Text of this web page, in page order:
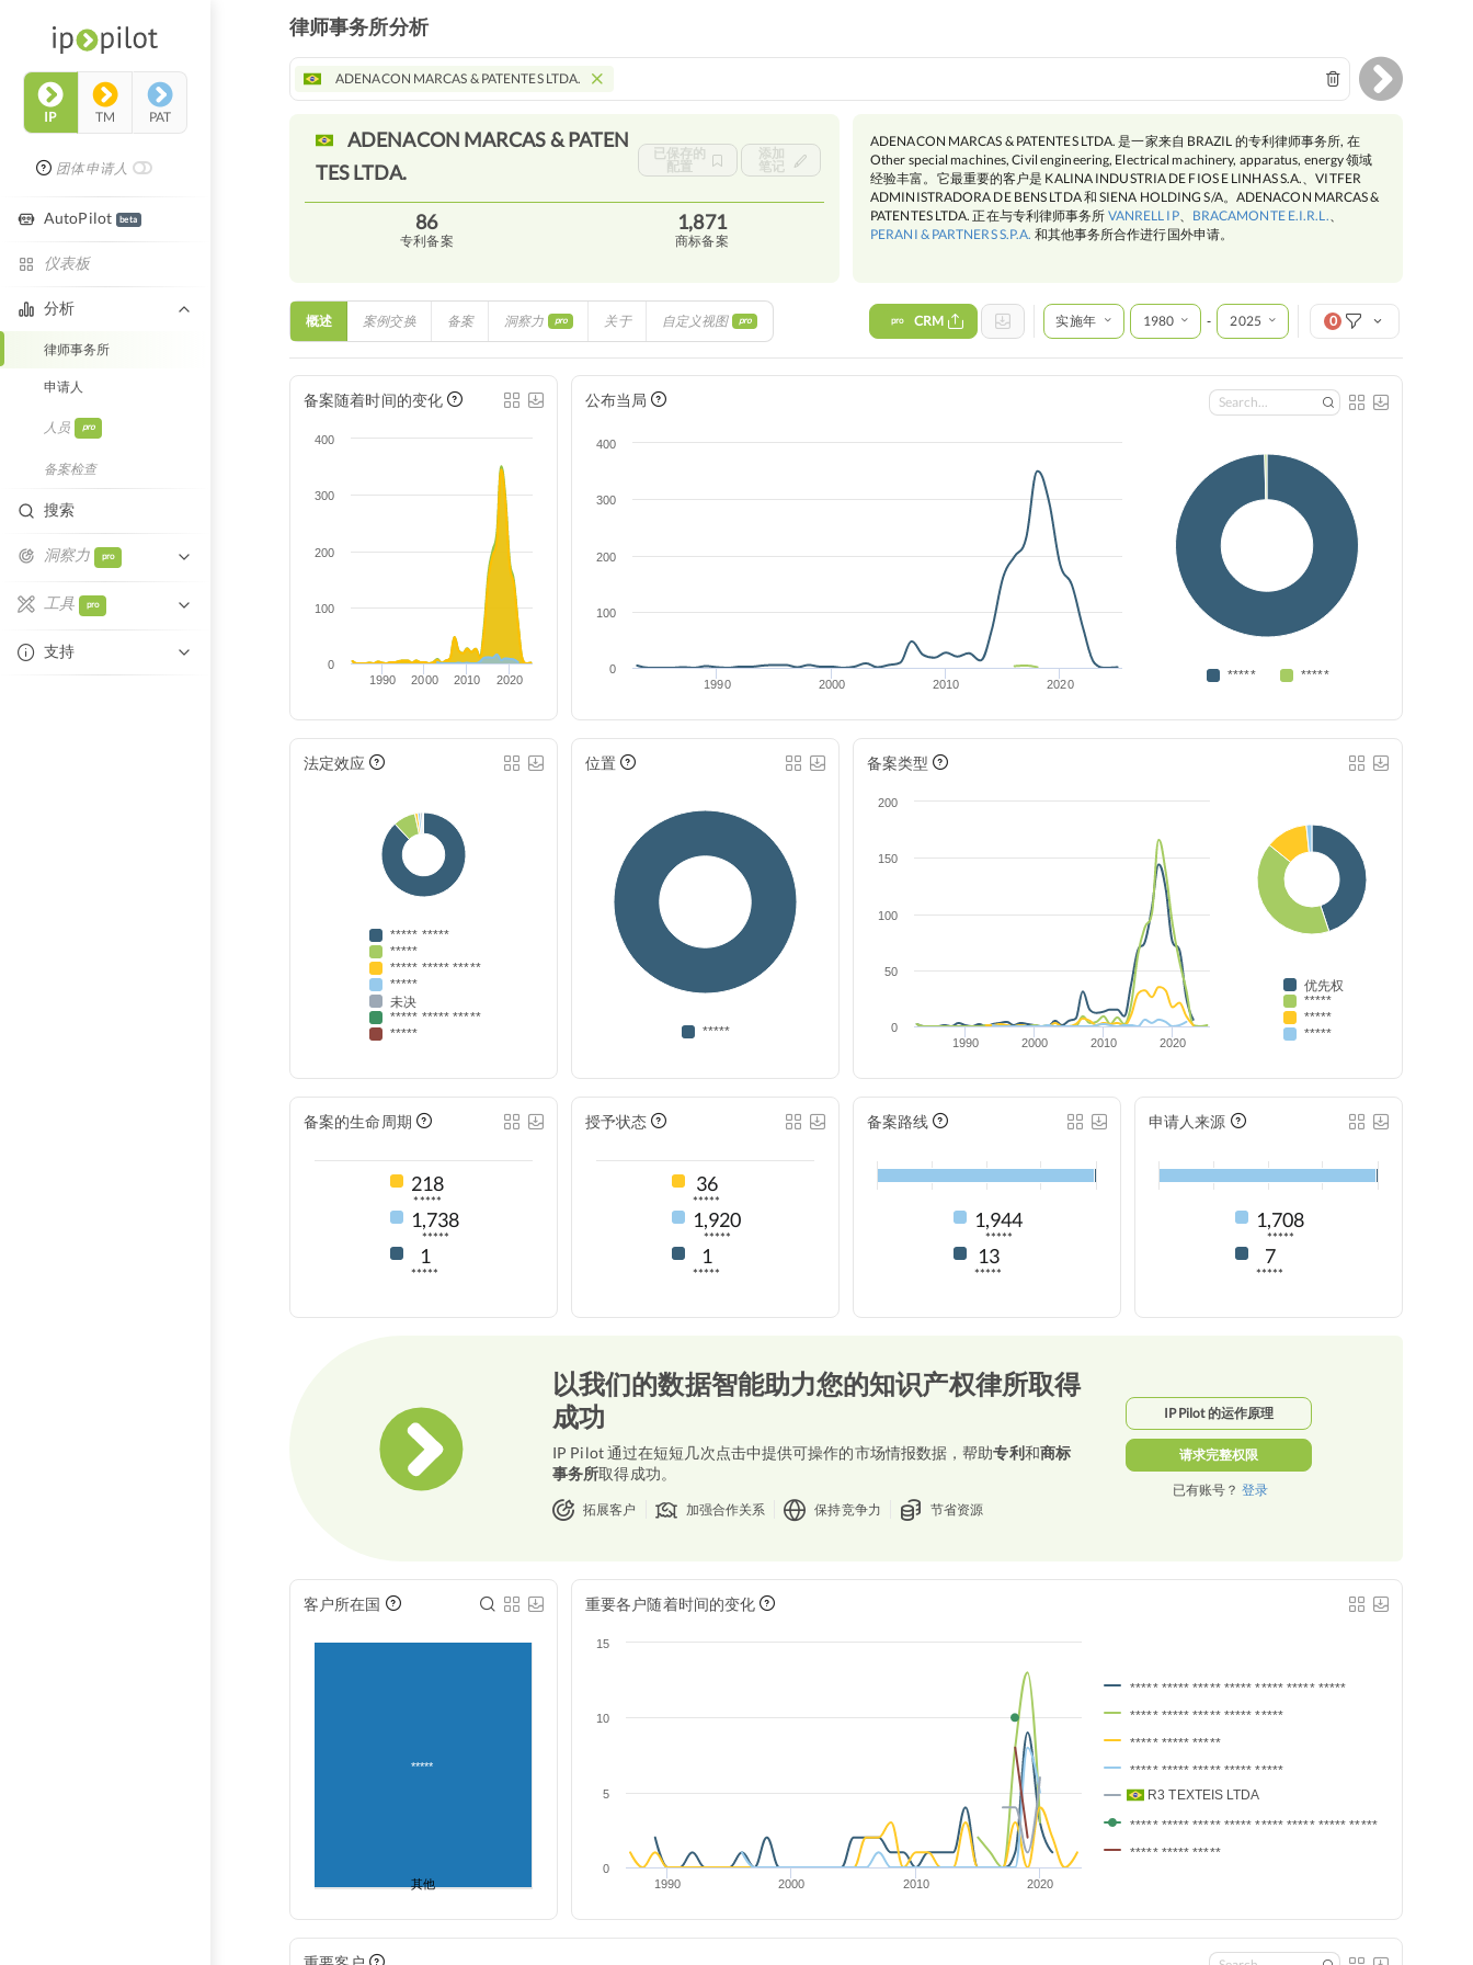
IP TM PAT
团体申请人
AutoPilot beta
仪表板
分析
律师事务所
申请人
人员 pro
备案检查
搜索
洞察力 pro
相似性
关系网重叠
工具 pro
Excel自动填充
支持
律师事务所分析
ADENACON MARCAS & PATENTES LTDA.
ADENACON MARCAS & PATEN
TESLTDA.
已保存的
配置
添加
笔记
86
专利备案
1,871
商标备案
ADENACON MARCAS & PATENTES LTDA. 是一家来自 BRAZIL 的专利律师事务所, 在
Other special machines, Civil engineering, Electrical machinery, apparatus, energy 领域
经验丰富。它最重要的客户是 KALINA INDUSTRIA DE FIOS E LINHAS S.A.、VITFER
ADMINISTRADORA DE BENS LTDA 和 SIENA HOLDING S/A。ADENACON MARCAS &
PATENTES LTDA. 正在与专利律师事务所 VANRELL IP、 BRACAMONTE E.I.R.L.、
PERANI & PARTNERS S.P.A. 和其他事务所合作进行国外申请。
概述 案例交换 备案 洞察力 pro 关于 自定义视图 pro pro CRM 实施年 1980 - 2025 0
备案随着时间的变化
1990 2000 2010 2020
0
100
200
300
400
公布当局
1990 2000 2010 2020
0
100
200
300
400
***** *****
法定效应
***** *****
*****
***** ***** *****
*****
未决
***** ***** *****
*****
位置
*****
备案类型
1990 2000 2010 2020
0
50
100
150
200
优先权
*****
*****
*****
备案的生命周期
218
*****
1,738
*****
1
*****
授予状态
36
*****
1,920
*****
1
*****
备案路线
1,944
*****
13
*****
申请人来源
1,708
*****
7
*****
以我们的数据智能助力您的知识产权律所取得
成功
IP Pilot 通过在短短几次点击中提供可操作的市场情报数据，帮助专利和商标
事务所取得成功。
拓展客户 加强合作关系 保持竞争力 节省资源
IP Pilot 的运作原理
请求完整权限
已有账号？ 登录
客户所在国
*****
其他
重要各户随着时间的变化
1990 2000 2010 2020
0
5
10
15
***** ***** ***** ***** ***** ***** *****
***** ***** ***** ***** *****
***** ***** *****
***** ***** ***** ***** *****
R3 TEXTEIS LTDA
***** ***** ***** ***** ***** ***** ***** *****
***** ***** *****